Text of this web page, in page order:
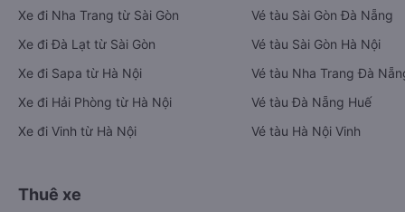
Xe đi Nha Trang từ Sài Gòn
Xe đi Đà Lạt từ Sài Gòn
Xe đi Sapa từ Hà Nội
Xe đi Hải Phòng từ Hà Nội
Xe đi Vinh từ Hà Nội
Vé tàu Sài Gòn Đà Nẵng
Vé tàu Sài Gòn Hà Nội
Vé tàu Nha Trang Đà
Vé tàu Đà Nẵng Huế
Vé tàu Hà Nội Vinh
Thuê xe